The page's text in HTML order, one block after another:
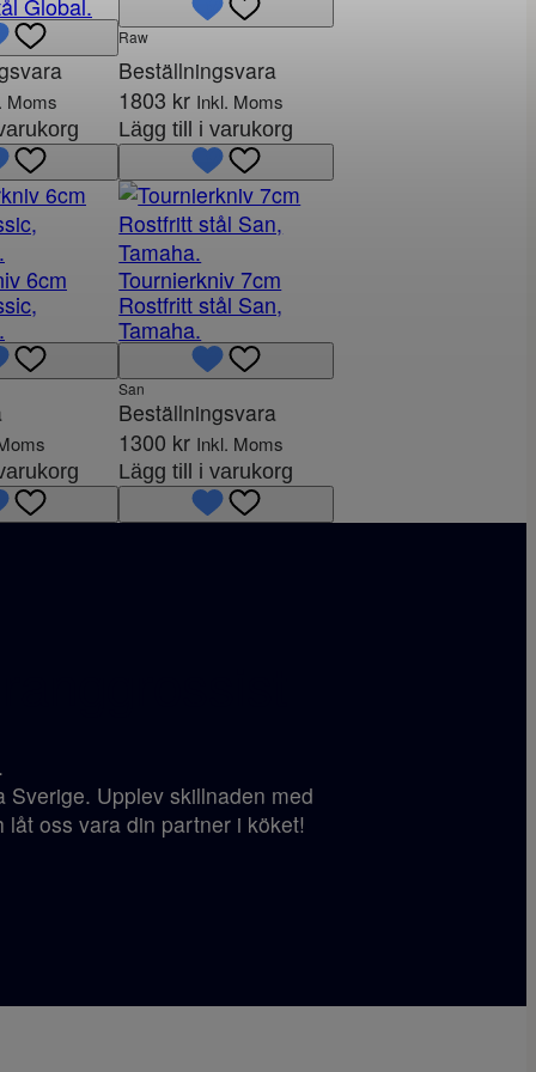
Moms
Raw
Beställningsvara
1803 kr Inkl. Moms
Lägg till i varukorg
6cm
Tournierkniv 7cm
Rostfritt stål San,
Tamaha.
San
Beställningsvara
1300 kr Inkl. Moms
Lägg till i varukorg
Upplev skillnaden med
oss vara din partner i köket!